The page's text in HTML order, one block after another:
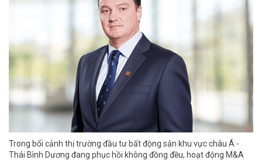
Trong bối cảnh thị trường đầu tư bất động sản khu vực châu Á -
Thái Bình Dương đang phục hồi không đồng đều, hoạt động M&A